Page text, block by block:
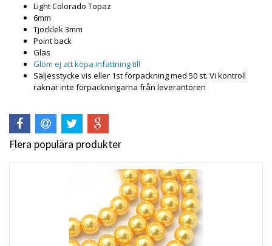
Light Colorado Topaz
6mm
Tjocklek 3mm
Point back
Glas
Glöm ej att köpa infattning till
Säljesstycke vis eller 1st förpackning med 50 st. Vi kontroll
räknar inte förpackningarna från leverantören
Flera populära produkter